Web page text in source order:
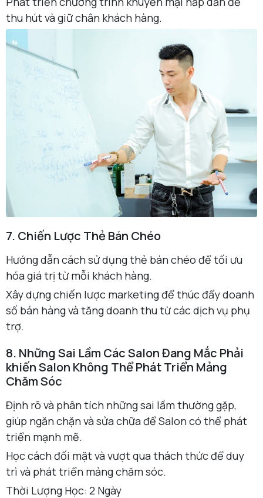
thu hút và giữ chân khách hàng.
7. Chiến Lược Thẻ Bán Chéo
Hướng dẫn cách sử dụng thẻ bán chéo để tối ưu
hóa giá trị từ mỗi khách hàng.
Xây dựng chiến lược marketing để thúc đẩy doanh
số bán hàng và tăng doanh thu từ các dịch vụ phụ
trợ.
8. Những Sai Lầm Các Salon Đang Mắc Phải
khiến Salon Không Thể Phát Triển Mảng
Chăm Sóc
Định rõ và phân tích những sai lầm thường gặp,
giúp ngăn chặn và sửa chữa để Salon có thể phát
triển mạnh mẽ.
Học cách đối mặt và vượt qua thách thức để duy
trì và phát triển mảng chăm sóc.
Thời Lượng Học: 2 Ngày